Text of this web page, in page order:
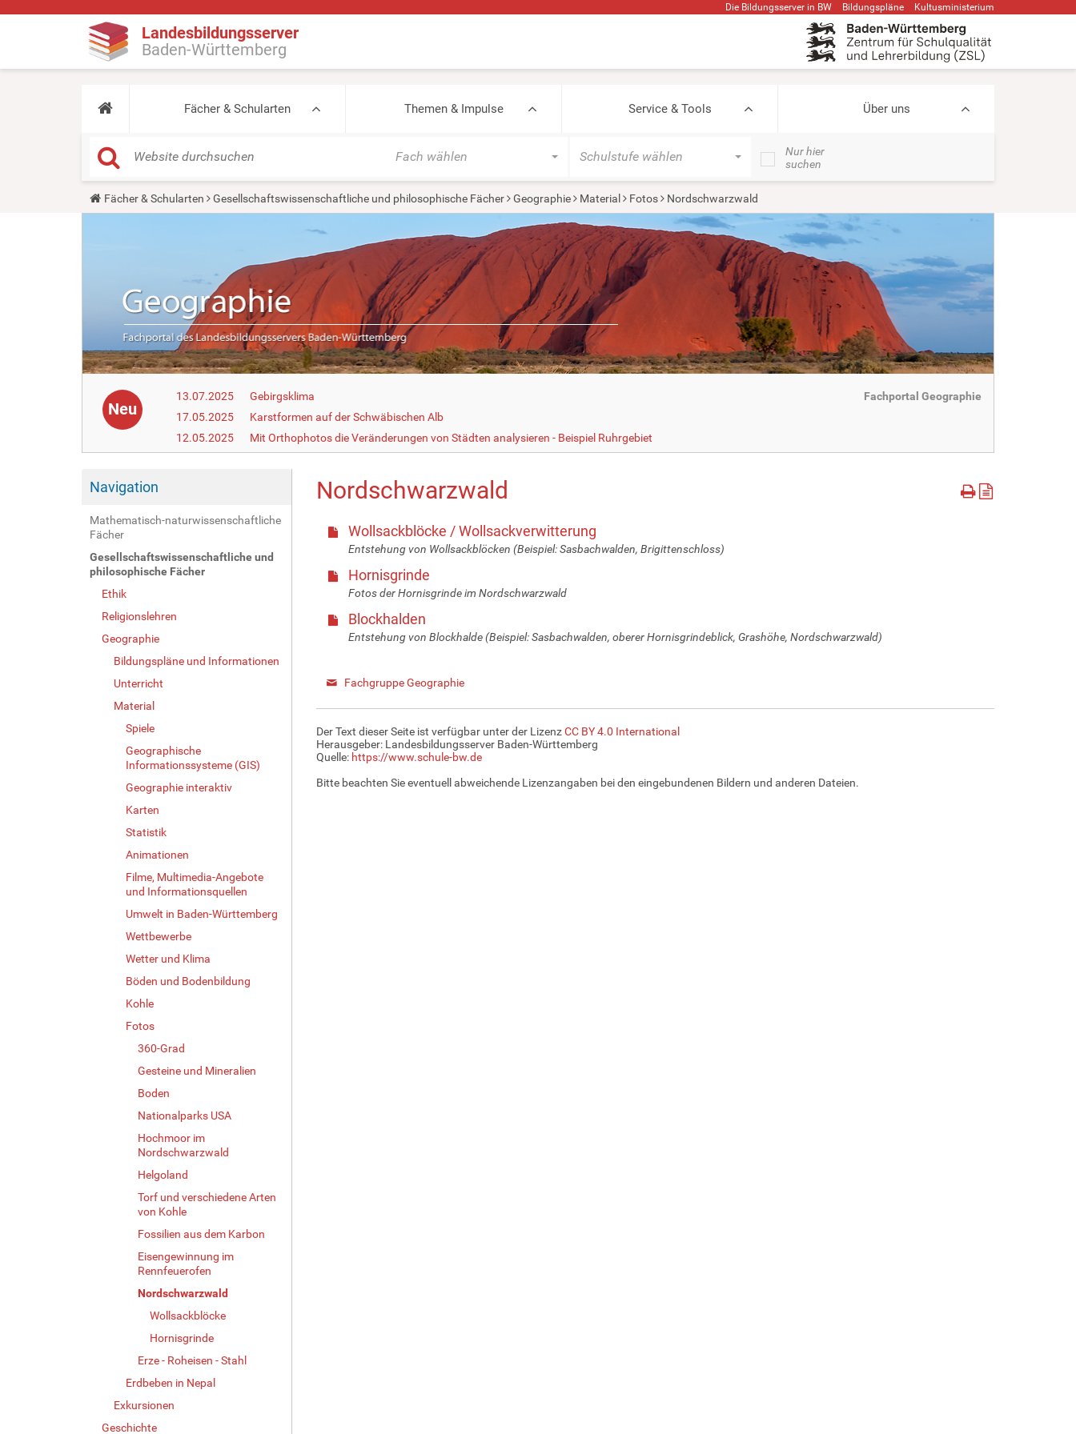
Die Bildungsserver in BW Bildungspläne Kultusministerium
Landesbildungsserver
Baden-Württemberg
Fächer & Schularten Themen & Impulse Service & Tools Über uns
Fach wählen Schulstufe wählen
Nur hier
suchen
Y
o
Fächer & Schularten Gesellschaftswissenschaftliche und philosophische Fächer Geographie Material Fotos Nordschwarzwald
Neu
13.07.2025
Gebirgsklima
17.05.2025
Karstformen auf der Schwäbischen Alb
12.05.2025
Mit Orthophotos die Veränderungen von Städten analysieren - Beispiel Ruhrgebiet
Fachportal Geographie
Navigation
Mathematisch-naturwissenschaftliche
Fächer
Gesellschaftswissenschaftliche und
philosophische Fächer
Ethik
Religionslehren
Geographie
Bildungspläne und Informationen
Unterricht
Material
Spiele
Geographische
Informationssysteme (GIS)
Geographie interaktiv
Karten
Statistik
Animationen
Filme, Multimedia-Angebote
und Informationsquellen
Umwelt in Baden-Württemberg
Wettbewerbe
Wetter und Klima
Böden und Bodenbildung
Kohle
Fotos
360-Grad
Gesteine und Mineralien
Boden
Nationalparks USA
Hochmoor im
Nordschwarzwald
Helgoland
Torf und verschiedene Arten
von Kohle
Fossilien aus dem Karbon
Eisengewinnung im
Rennfeuerofen
Nordschwarzwald
Wollsackblöcke
Hornisgrinde
Erze - Roheisen - Stahl
Erdbeben in Nepal
Exkursionen
Geschichte
Nordschwarzwald
Wollsackblöcke / Wollsackverwitterung
Entstehung von Wollsackblöcken (Beispiel: Sasbachwalden, Brigittenschloss)
Hornisgrinde
Fotos der Hornisgrinde im Nordschwarzwald
Blockhalden
Entstehung von Blockhalde (Beispiel: Sasbachwalden, oberer Hornisgrindeblick, Grashöhe, Nordschwarzwald)
Fachgruppe Geographie
Der Text dieser Seite ist verfügbar unter der LizenzCC BY 4.0 International
Herausgeber: Landesbildungsserver Baden-Württemberg
Quelle: https://www.schule-bw.de
Bitte beachten Sie eventuell abweichende Lizenzangaben bei den eingebundenen Bildern und anderen Dateien.